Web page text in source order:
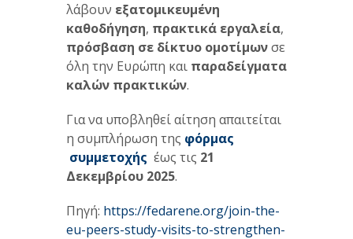
λάβουν εξατομικευμένη
καθοδήγηση, πρακτικά εργαλεία,
πρόσβαση σε δίκτυο ομοτίμωνσε
όλη την Ευρώπη και παραδείγματα
καλών πρακτικών.
Για να υποβληθεί αίτηση απαιτείται
η συμπλήρωση της φόρμας
συμμετοχής έως τις 21
Δεκεμβρίου 2025.
Πηγή: https://fedarene.org/join-the-
eu-peers-study-visits-to-strengthen-